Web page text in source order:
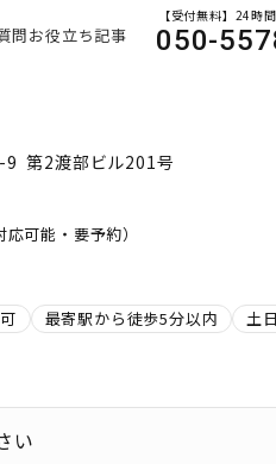
問お役立ち記事
【受付無料】24時
050-
9 第2渡部ビル201号
可能・要予約）
最寄駅から徒歩5分以内
土
い